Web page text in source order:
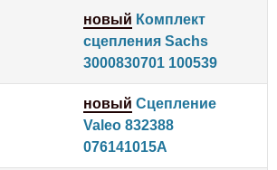
новый Комплект
сцепления Sachs
3000830701 100539
новый Сцепление
Valeo 832388
076141015A